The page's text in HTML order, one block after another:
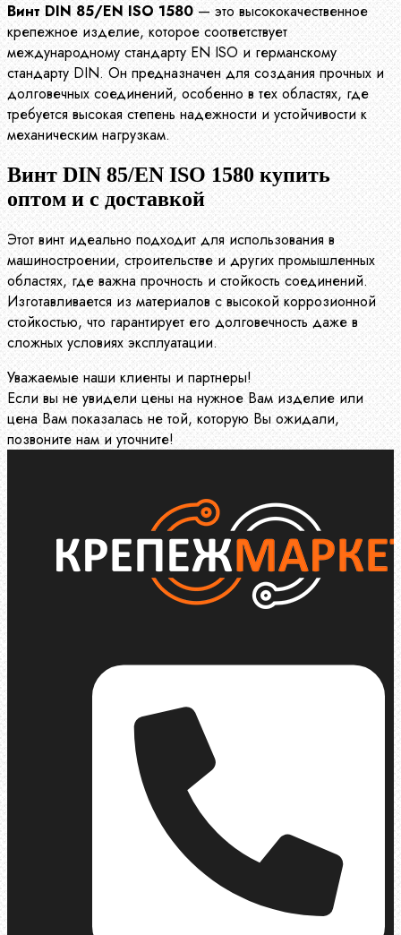
Винт DIN 85/EN ISO 1580 — это высококачественное
крепежное изделие, которое соответствует
международному стандарту EN ISO и германскому
стандарту DIN. Он предназначен для создания прочных и
долговечных соединений, особенно в тех областях, где
требуется высокая степень надежности и устойчивости к
механическим нагрузкам.
Винт DIN 85/EN ISO 1580 купить
оптом и с доставкой
Этот винт идеально подходит для использования в
машиностроении, строительстве и других промышленных
областях, где важна прочность и стойкость соединений.
Изготавливается из материалов с высокой коррозионной
стойкостью, что гарантирует его долговечность даже в
сложных условиях эксплуатации.
Уважаемые наши клиенты и партнеры!
Если вы не увидели цены на нужное Вам изделие или
цена Вам показалась не той, которую Вы ожидали,
позвоните нам и уточните!